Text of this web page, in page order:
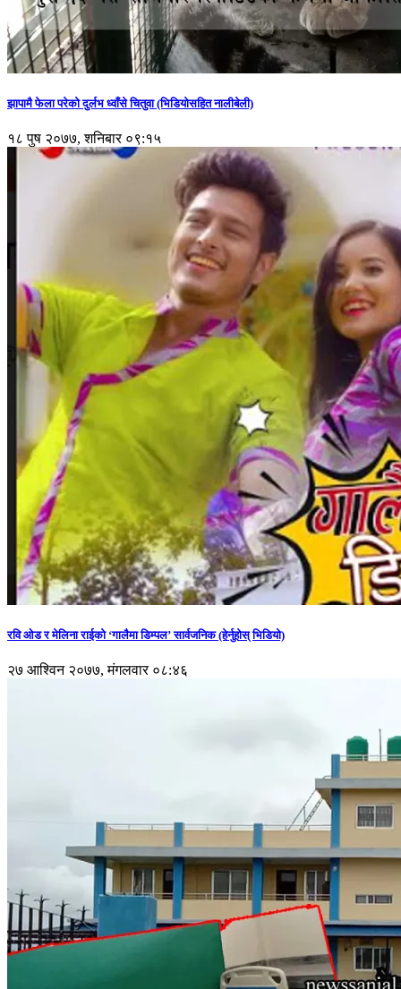
झापामै फेला परेको दुर्लभ ध्वाँसे चितुवा (भिडियोसहित नालीबेली)
१८ पुष २०७७, शनिबार ०९:१५
रवि ओड र मेलिना राईको ‘गालैमा डिम्पल’ सार्वजनिक (हेर्नुहोस् भिडियो)
२७ आश्विन २०७७, मंगलवार ०८:४६